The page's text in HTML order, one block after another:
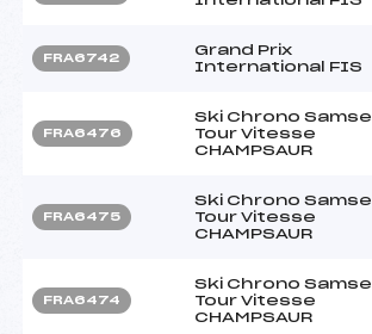
FRA6742
Grand Prix
International FIS
FRA6476
Ski Chrono Samse
Tour Vitesse
CHAMPSAUR
FRA6475
Ski Chrono Samse
Tour Vitesse
CHAMPSAUR
FRA6474
Ski Chrono Samse
Tour Vitesse
CHAMPSAUR